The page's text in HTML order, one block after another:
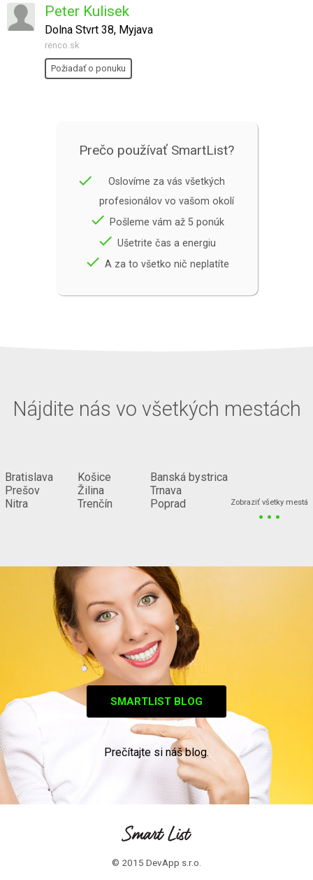
Peter Kulisek
Dolna Stvrt 38, Myjava
renco.sk
Požiadať o ponuku
Prečo používať SmartList?
done
Oslovíme za vás všetkých
profesionálov vo vašom okolí
done Pošleme vám až 5 ponúk
done Ušetrite čas a energiu
done A za to všetko nič neplatíte
Nájdite nás vo všetkých mestách
Bratislava
Prešov
Nitra
Košice
Žilina
Trenčín
Banská bystrica
Trnava
Poprad
Zobraziť všetky mestá
...
SMARTLIST BLOG
Prečítajte si náš blog.
© 2015 DevApp s.r.o.